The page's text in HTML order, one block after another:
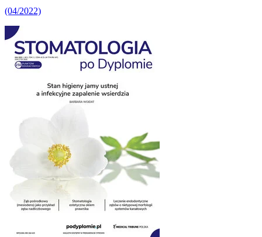
(04/2022)